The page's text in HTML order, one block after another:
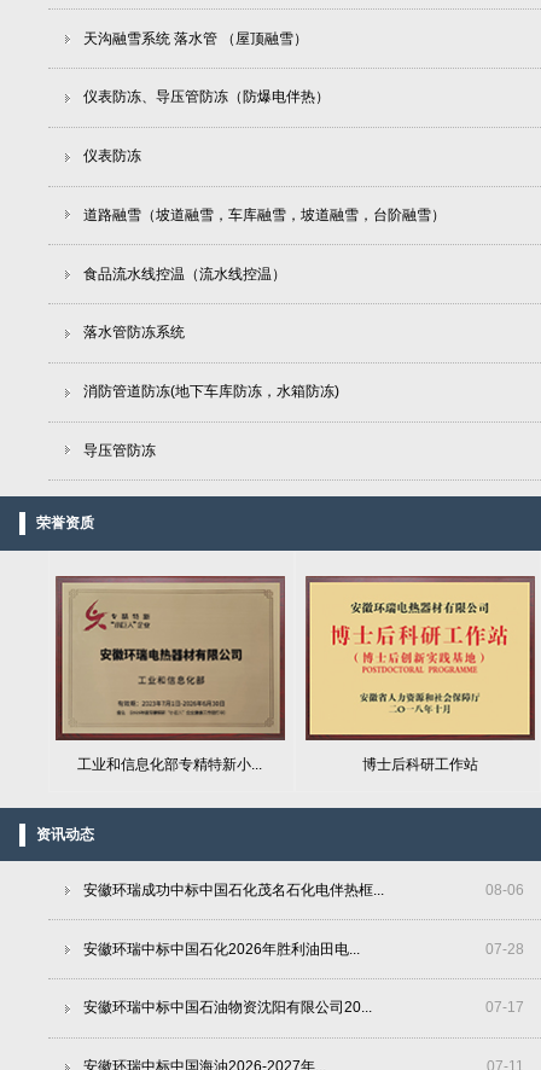
天沟融雪系统 落水管 （屋顶融雪）
仪表防冻、导压管防冻（防爆电伴热）
仪表防冻
道路融雪（坡道融雪，车库融雪，坡道融雪，台阶融雪）
食品流水线控温（流水线控温）
落水管防冻系统
消防管道防冻(地下车库防冻，水箱防冻)
导压管防冻
荣誉资质
工业和信息化部专精特新小... 博士后科研工作站
资讯动态
08-06
安徽环瑞成功中标中国石化茂名石化电伴热框...
07-28
安徽环瑞中标中国石化2026年胜利油田电...
07-17
安徽环瑞中标中国石油物资沈阳有限公司20...